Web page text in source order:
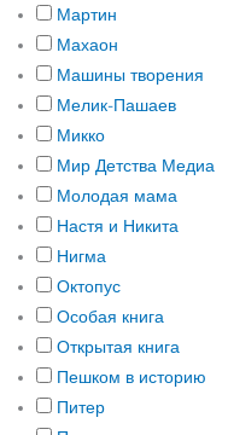
Мартин
Махаон
Машины творения
Мелик-Пашаев
Микко
Мир Детства Медиа
Молодая мама
Настя и Никита
Нигма
Октопус
Особая книга
Открытая книга
Пешком в историю
Питер